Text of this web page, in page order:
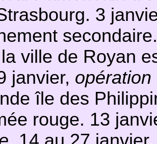
3
ville de Royan
janvier,
île des
rouge. 13